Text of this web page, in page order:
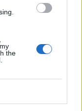
the2026-08-06 KL. 08:30